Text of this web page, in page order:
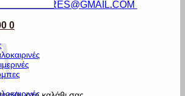
DETOISTORES@GMAIL.COM
0